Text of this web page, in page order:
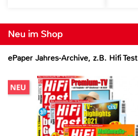
Neu im Shop
ePaper Jahres-Archive, z.B. Hifi Test